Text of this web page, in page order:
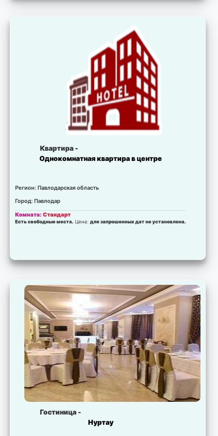
Квартира -
Однокомнатная квартира в центре
Регион: Павлодарская область
Город: Павлодар
Комната:Стандарт
Есть свободные места. Цена:для запрошенных дат не установлена.
Гостиница -
Нуртау